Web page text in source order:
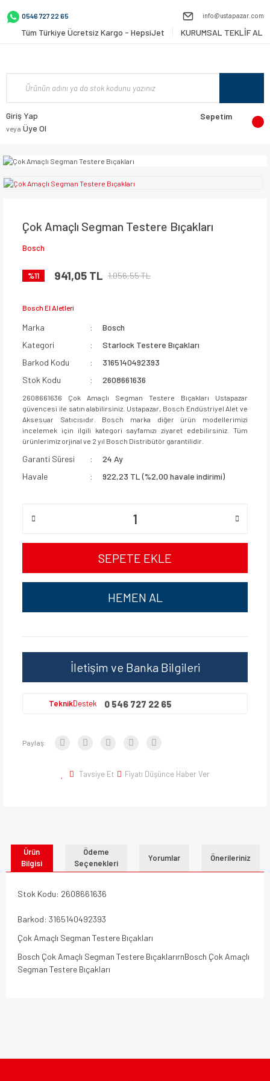
0546 727 22 65 info@ustapazar.com
Tüm Türkiye Ücretsiz Kargo - HepsiJet KURUMSAL TEKLİF AL
Giriş Yap
veya Üye Ol
Sepetim
Çok Amaçlı Segman Testere Bıçakları
Bosch
%11 941,05 TL 1.056,55 TL
Bosch El Aletleri
Marka
Bosch
Kategori
Starlock Testere Bıçakları
Barkod Kodu
3165140492393
Stok Kodu
2608661636
2608661636 Çok Amaçlı Segman Testere Bıçakları Ustapazar
güvencesi ile satın alabilirsiniz. Ustapazar, Bosch Endüstriyel Alet ve
Aksesuar Satıcısıdır. Bosch marka diğer ürün modellerimizi
incelemek için ilgili kategori sayfamızı ziyaret edebilirsiniz. Tüm
ürünlerimiz orjinal ve 2 yıl Bosch Distribütör garantilidir.
Garanti Süresi
24 Ay
Havale
922,23 TL (%2,00 havale indirimi)
SEPETE EKLE
HEMEN AL
İletişim ve Banka Bilgileri
TeknikDestek 0 546 727 22 65
Paylaş:
Tavsiye Et Fiyatı Düşünce Haber Ver
Ürün
Bilgisi
Ödeme
Seçenekleri
Yorumlar Önerileriniz
Stok Kodu: 2608661636
Barkod: 3165140492393
Çok Amaçlı Segman Testere Bıçakları
Bosch Çok Amaçlı Segman Testere BıçaklarırnBosch Çok Amaçlı
Segman Testere Bıçakları